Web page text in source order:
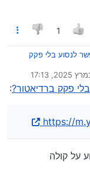
1
לנסוע בלי פקק
יש סרטון דומה של קארוואו (carwow) על כמה
על ידי
פקק ברדיאטור?:
https://
על קולה